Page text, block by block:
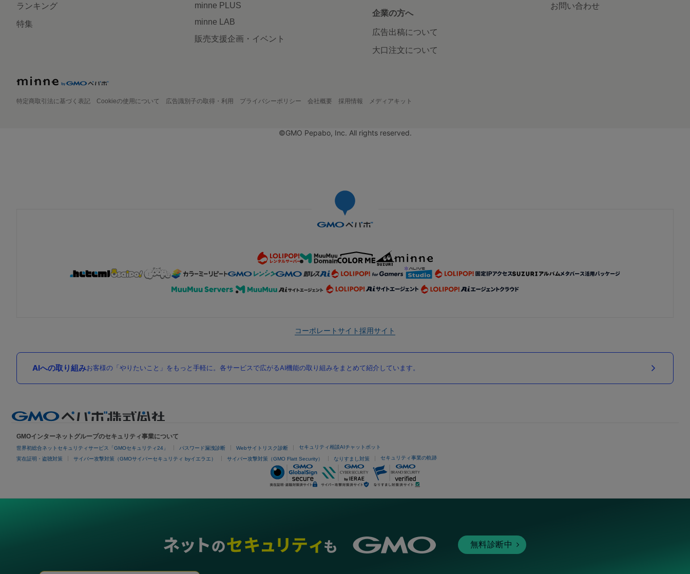
ランキング
特集
minne PLUS
minne LAB
販売支援企画・イベント
企業の方へ
広告出稿について
大口注文について
お問い合わせ
特定商取引法に基づく表記 Cookieの使用について 広告識別子の取得・利用 プライバシーポリシー 会社概要 採用情報 メディアキット
©GMO Pepabo, Inc. All rights reserved.
コーポレートサイト採用サイト
AIへの取り組みお客様の「やりたいこと」をもっと手軽に。各サービスで広がるAI機能の取り組みをまとめて紹介しています。
GMOインターネットグループのセキュリティ事業について
世界初総合ネットセキュリティサービス「GMOセキュリティ24」 パスワード漏洩診断 Webサイトリスク診断 セキュリティ相談AIチャットボット
実在証明・盗聴対策 サイバー攻撃対策（GMOサイバーセキュリティ byイエラエ） サイバー攻撃対策（GMO Flatt Security） なりすまし対策 セキュリティ事業の軌跡
無料診断中